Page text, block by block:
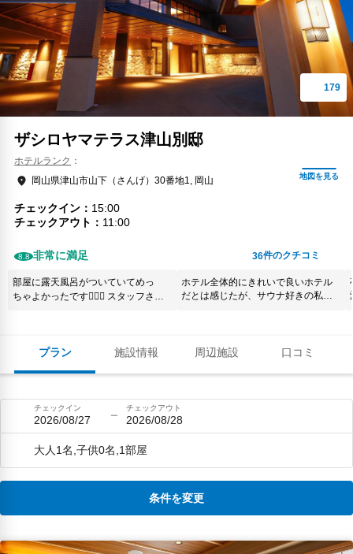
プラン 施設情報 周辺施設 口コミ
ザシロヤマテラス津山別邸
ホテルランク
岡山県津山市山下（さんげ）30番地1, 岡山
チェックイン
15:00
チェックアウト
11:00
8.8 非常に満足 36件のクチコミ
部屋に露天風呂がついていてめっ
ちゃよかったです🙆🏻‍♀️ スタッフさん
ホテル全体的にきれいで良いホテル
だとは感じたが、サウナ好きの私的
水道水を入れて調整したがなかなか
で冷やすとか設備的な改良が無理な
か対応してほしいと思った。
チェックイン
2026/08/27
チェックアウト
2026/08/28
大人1名,子供0名,1部屋
条件を変更